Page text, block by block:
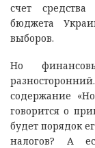
счет средства
бюджета
выборов.
Но
содержание
говорится о
будет порядок
налогов? А